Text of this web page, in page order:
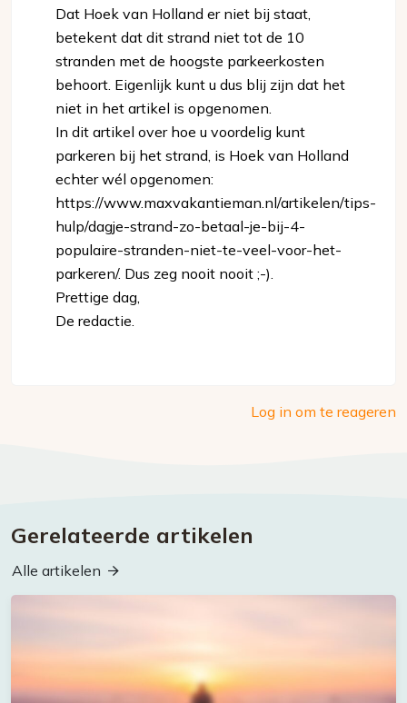
Dat Hoek van Holland er niet bij staat,
betekent dat dit strand niet tot de 10
stranden met de hoogste parkeerkosten
behoort. Eigenlijk kunt u dus blij zijn dat het
niet in het artikel is opgenomen.
In dit artikel over hoe u voordelig kunt
parkeren bij het strand, is Hoek van Holland
echter wél opgenomen:
https://www.maxvakantieman.nl/artikelen/tips-
hulp/dagje-strand-zo-betaal-je-bij-4-
populaire-stranden-niet-te-veel-voor-het-
parkeren/. Dus zeg nooit nooit ;-).
Prettige dag,
De redactie.
Log in om te reageren
Gerelateerde artikelen
Alle artikelen